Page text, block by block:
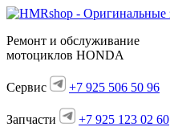
Ремонт и обслуживание
мотоциклов HONDA
Сервис +7 925 506 50 96
Запчасти +7 925 123 02 60